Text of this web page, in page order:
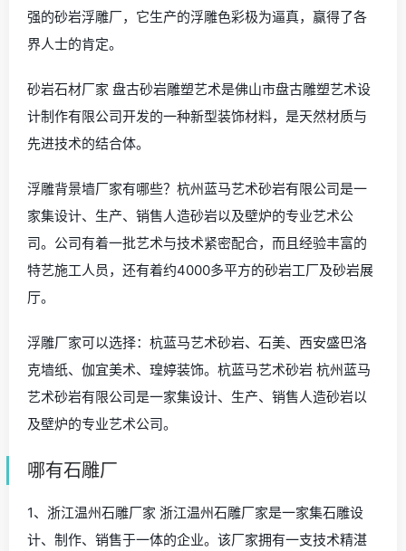
强的砂岩浮雕厂，它生产的浮雕色彩极为逼真，赢得了各
界人士的肯定。
砂岩石材厂家 盘古砂岩雕塑艺术是佛山市盘古雕塑艺术设
计制作有限公司开发的一种新型装饰材料，是天然材质与
先进技术的结合体。
浮雕背景墙厂家有哪些？杭州蓝马艺术砂岩有限公司是一
家集设计、生产、销售人造砂岩以及壁炉的专业艺术公
司。公司有着一批艺术与技术紧密配合，而且经验丰富的
特艺施工人员，还有着约4000多平方的砂岩工厂及砂岩展
厅。
浮雕厂家可以选择：杭蓝马艺术砂岩、石美、西安盛巴洛
克墙纸、伽宜美术、瑝婷装饰。杭蓝马艺术砂岩 杭州蓝马
艺术砂岩有限公司是一家集设计、生产、销售人造砂岩以
及壁炉的专业艺术公司。
哪有石雕厂
1、浙江温州石雕厂家 浙江温州石雕厂家是一家集石雕设
计、制作、销售于一体的企业。该厂家拥有一支技术精湛